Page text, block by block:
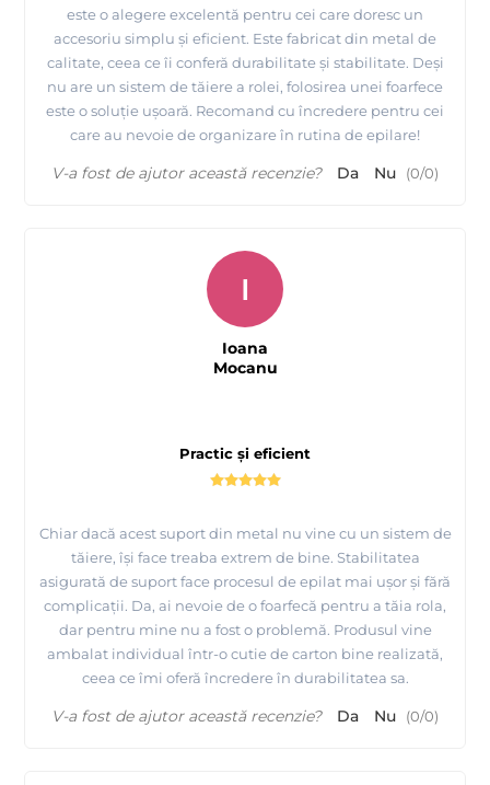
este o alegere excelentă pentru cei care doresc un
accesoriu simplu și eficient. Este fabricat din metal de
calitate, ceea ce îi conferă durabilitate și stabilitate. Deși
nu are un sistem de tăiere a rolei, folosirea unei foarfece
este o soluție ușoară. Recomand cu încredere pentru cei
care au nevoie de organizare în rutina de epilare!
V-a fost de ajutor această recenzie? Da Nu (0/0)
Practic și eficient
Chiar dacă acest suport din metal nu vine cu un sistem de
tăiere, își face treaba extrem de bine. Stabilitatea
asigurată de suport face procesul de epilat mai ușor și fără
complicații. Da, ai nevoie de o foarfecă pentru a tăia rola,
dar pentru mine nu a fost o problemă. Produsul vine
ambalat individual într-o cutie de carton bine realizată,
ceea ce îmi oferă încredere în durabilitatea sa.
I
Ioana
Mocanu
V-a fost de ajutor această recenzie? Da Nu (0/0)